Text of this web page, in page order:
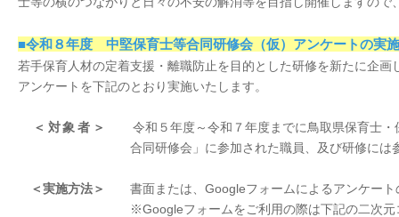
■令和８年度 中堅保育士等合同研修会（仮）アンケートの実
若手保育人材の定着支援・離職防止を目的とした研修を新たに企
アンケートを下記のとおり実施いたします。
＜対象者＞
令和５年度～令和７年度までに鳥取県保育士・
合同研修会」に参加された職員、及び研修に
＜実施方法＞
書面または、Googleフォームによるアンケート
※Googleフォームをご利用の際は下記の二次元コ